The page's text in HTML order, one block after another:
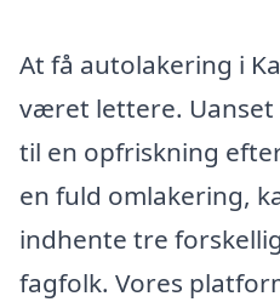
At få autolakering i
været lettere.
til en opfriskning
en fuld omlakering,
indhente tre
fagfolk. Vores